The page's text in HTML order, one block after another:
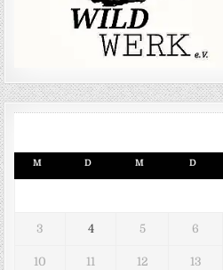
M D M D
3 4 5 6
10 11 12 13